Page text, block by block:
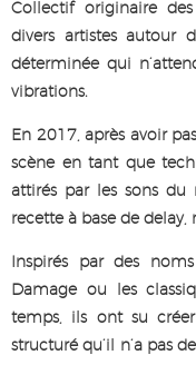
Collectif originaire des
divers artistes autour
déterminée qui
vibrations.
En 2017, après avoir
scène en tant que
attirés par les sons du
recette à base de delay,
Inspirés par des
Damage ou les
temps, ils ont su
structuré qu’il n’a pas